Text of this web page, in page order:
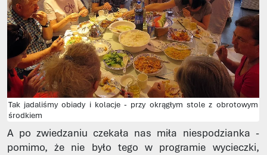
Tak jadaliśmy obiady i kolacje - przy okrągłym stole z obrotowym
środkiem
A po zwiedzaniu czekała nas miła niespodzianka -
pomimo, że nie było tego w programie wycieczki,